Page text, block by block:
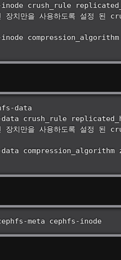
만을 사용하도록 설정 된
만을 사용하도록 설정 된
meta cephfs-inode